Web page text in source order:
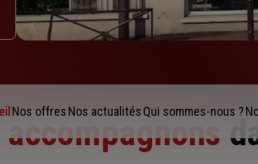
Nos offresNos actualitésQui sommes-nous ?